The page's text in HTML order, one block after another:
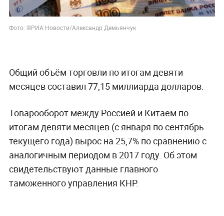
Фото: ©РИА Новости/Александр Демьянчук
Общий объём торговли по итогам девяти
месяцев составил 77,15 миллиарда долларов.
Товарооборот между Россией и Китаем по
итогам девяти месяцев (с января по сентябрь
текущего года) вырос на 25,7% по сравнению с
аналогичным периодом в 2017 году. Об этом
свидетельствуют данные главного
таможенного управления КНР.